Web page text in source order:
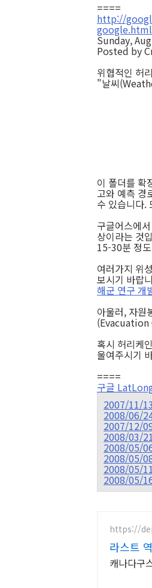
====
http://
google.html
Sunday,
Posted by
위협적인 허
"날씨
이 폴더를 확
고와 예측 경
수 있습니다.
구글어스에
상이라는 것
15-30분 정
여러가지 위
보시기 바랍
해군 연구
아울러, 자원
(Evacuation
혹시 허리케
울여주시기
====
구글
2007/11/
2008/06/
2007/12/
2008/03/
2008/05/
2008/05/
2008/05/
2008/05/
https://
라스트
캐나다구